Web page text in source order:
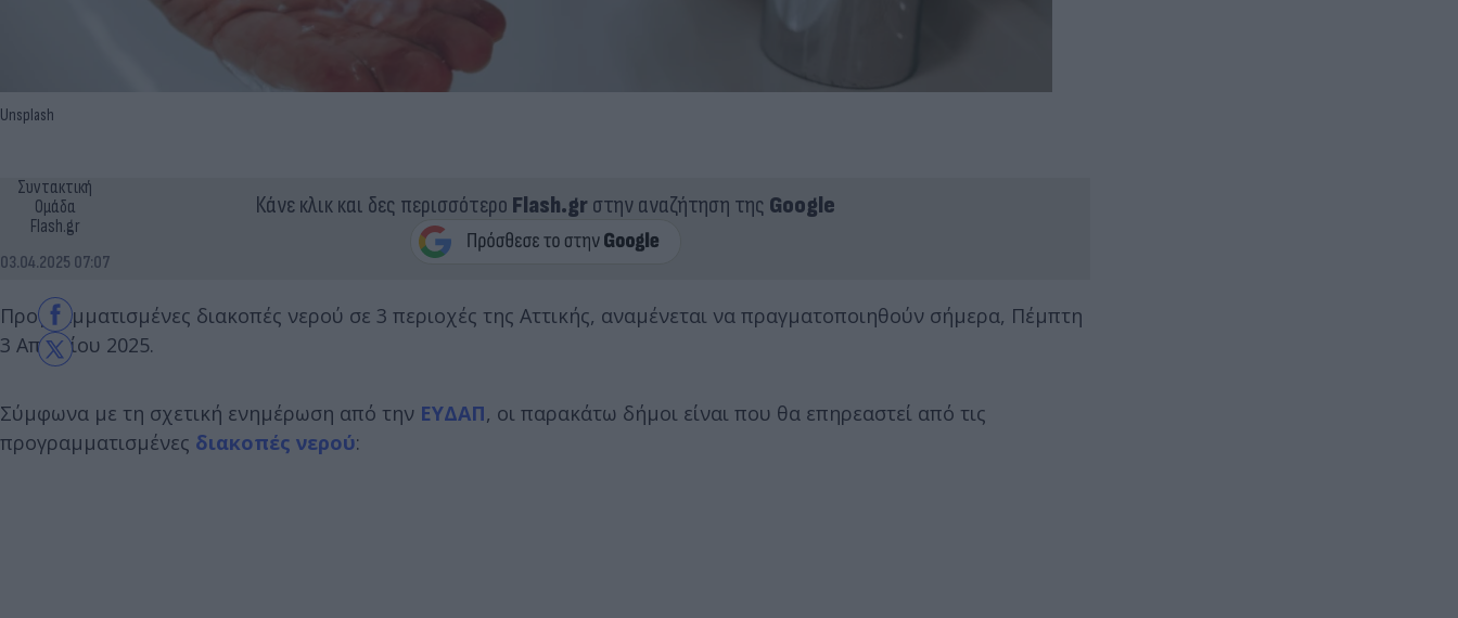
Unsplash
Συντακτική
Ομάδα
Flash.gr
03.04.2025 07:07
Κάνε κλικ και δες περισσότερο Flash.grστην αναζήτηση της Google
Προγραμματισμένες διακοπές νερού σε 3 περιοχές της Αττικής, αναμένεται να πραγματοποιηθούν σήμερα, Πέμπτη
3 Απριλίου 2025.
Σύμφωνα με τη σχετική ενημέρωση από την ΕΥΔΑΠ, οι παρακάτω δήμοι είναι που θα επηρεαστεί από τις
προγραμματισμένες διακοπές νερού: